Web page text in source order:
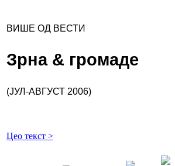
ВИШЕ ОД ВЕСТИ
Зрна & громаде
(ЈУЛ-АВГУСТ 2006)
Цео текст >